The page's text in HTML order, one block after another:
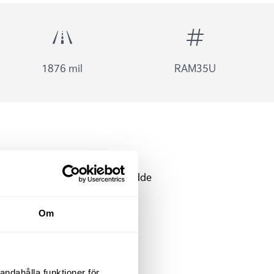
Om
1876 mil RAM35U
Urkoppling av krockkudde
sida